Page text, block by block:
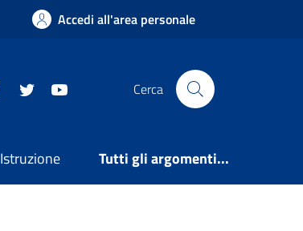
Accedi all'area personale
Facebook Cerca
Istruzione Tutti gli argomenti...